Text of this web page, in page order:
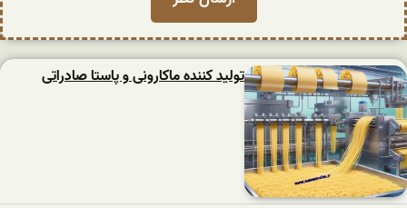
تولید کننده ماکارونی و پاستا صادراتی